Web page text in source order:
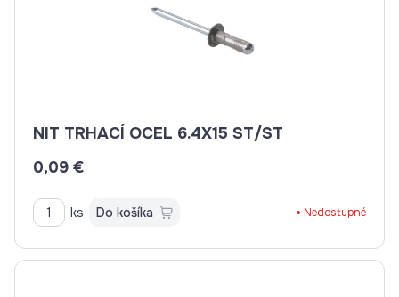
NIT TRHACÍ OCEL 6.4X15 ST/ST
0,09 €
ks Do košíka Nedostupné